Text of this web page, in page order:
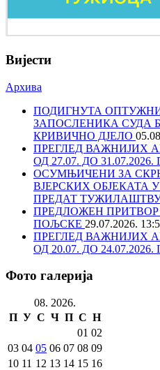
Вијести
Архива
ПОДИГНУТА
ЗАПОСЛЕНИКА СУДА
КРИВИЧНО ДЈЕЛО
ПРЕГЛЕД ВАЖНИЈИХ
ОД 27.07. ДО
ОСУМЊИЧЕНИ ЗА
ВЈЕРСКИХ ОБЈЕКАТА
ПРЕДАТ
ПРЕДЛОЖЕН
ПОЉСКЕ 29.07.2026.
ПРЕГЛЕД ВАЖНИЈИХ
ОД 20.07. ДО
Фото галерија
08. 2026.
П У С Ч П С Н
01 02
03 04 05 06 07 08 09
10 11 12 13 14 15 16